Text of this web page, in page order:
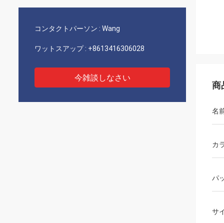
コンタクトパーソン : Wang
ワットスアップ : +8613416306028
今雑談しなさい
商
名
カ
パ
サ